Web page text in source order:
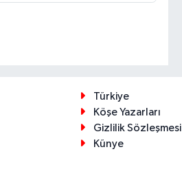
Türkiye
Köşe Yazarları
Gizlilik Sözleşmesi
Künye